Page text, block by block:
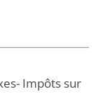
Impôts sur